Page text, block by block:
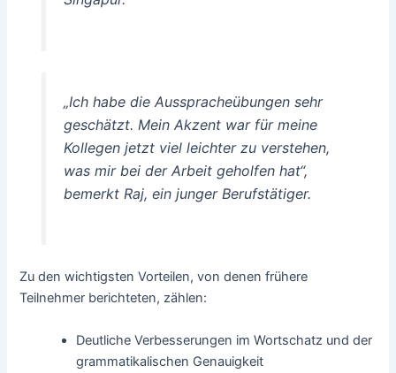
„Ich habe die Ausspracheübungen sehr
geschätzt. Mein Akzent war für meine
Kollegen jetzt viel leichter zu verstehen,
was mir bei der Arbeit geholfen hat“,
bemerkt Raj, ein junger Berufstätiger.
Zu den wichtigsten Vorteilen, von denen frühere
Teilnehmer berichteten, zählen:
Deutliche Verbesserungen im Wortschatz und der
grammatikalischen Genauigkeit